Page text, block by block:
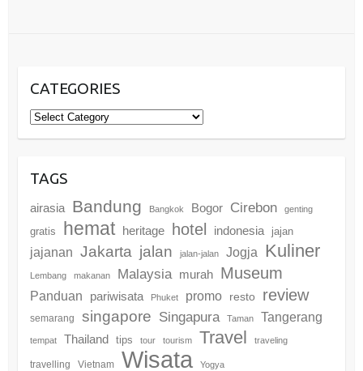
CATEGORIES
Categories
TAGS
airasia Bandung Bangkok Bogor Cirebon genting
gratis hemat heritage hotel indonesia jajan
jajanan Jakarta jalan jalan-jalan Jogja Kuliner
Lembang makanan Malaysia murah Museum
Panduan pariwisata Phuket promo resto review
semarang singapore Singapura Taman Tangerang
tempat Thailand tips tour tourism Travel traveling
travelling Vietnam Wisata Yogya